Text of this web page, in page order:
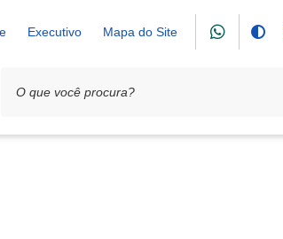
Executivo Mapa do Site
do Rosário